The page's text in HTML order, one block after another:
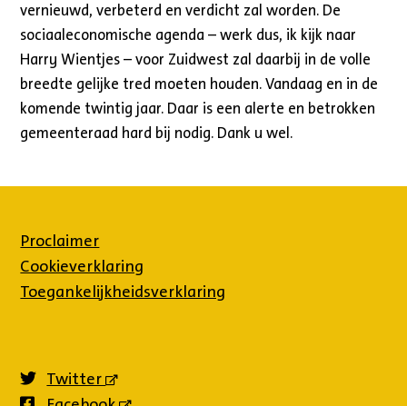
vernieuwd, verbeterd en verdicht zal worden. De
sociaaleconomische agenda – werk dus, ik kijk naar
Harry Wientjes – voor Zuidwest zal daarbij in de volle
breedte gelijke tred moeten houden. Vandaag en in de
komende twintig jaar. Daar is een alerte en betrokken
gemeenteraad hard bij nodig. Dank u wel.
Proclaimer
Cookieverklaring
Toegankelijkheidsverklaring
Twitter
(externe